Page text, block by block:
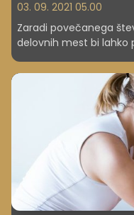
03. 09. 2021 05.00
Zaradi povečanega
delovnih mest bi lahko
gospodarstveniki. Po
namreč v različnih
menjavanja služb in